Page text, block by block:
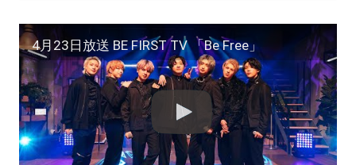
4月23日放送 BE FIRST TV 「Be Free」